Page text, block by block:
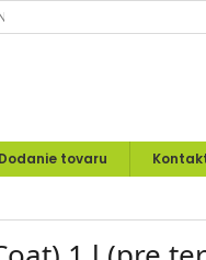
O UPLATNENÍ PRÁVA
Dodanie tovaru